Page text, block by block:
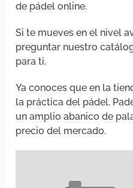
de pádel online.
Si te mueves en el nivel
preguntar nuestro
para ti.
Ya conoces que en la
la práctica del pádel,
un amplio abanico de
precio del mercado.